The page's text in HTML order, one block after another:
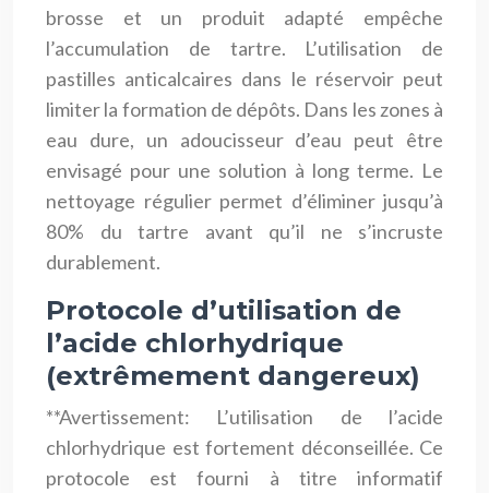
brosse et un produit adapté empêche
l’accumulation de tartre. L’utilisation de
pastilles anticalcaires dans le réservoir peut
limiter la formation de dépôts. Dans les zones à
eau dure, un adoucisseur d’eau peut être
envisagé pour une solution à long terme. Le
nettoyage régulier permet d’éliminer jusqu’à
80% du tartre avant qu’il ne s’incruste
durablement.
Protocole d’utilisation de
l’acide chlorhydrique
(extrêmement dangereux)
**Avertissement: L’utilisation de l’acide
chlorhydrique est fortement déconseillée. Ce
protocole est fourni à titre informatif